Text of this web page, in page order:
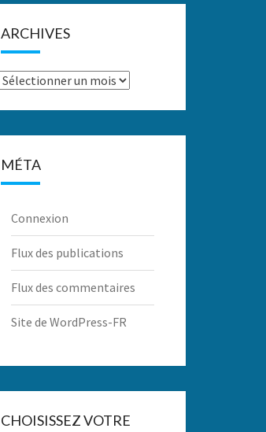
ARCHIVES
Archives
MÉTA
Connexion
Flux des publications
Flux des commentaires
Site de WordPress-FR
CHOISISSEZ VOTRE